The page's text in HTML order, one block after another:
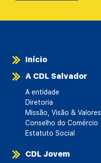
Início
A CDL Salvador
A entidade
Diretoria
Missão, Visão & Valores
Conselho do Comércio
Estatuto Social
CDL Jovem